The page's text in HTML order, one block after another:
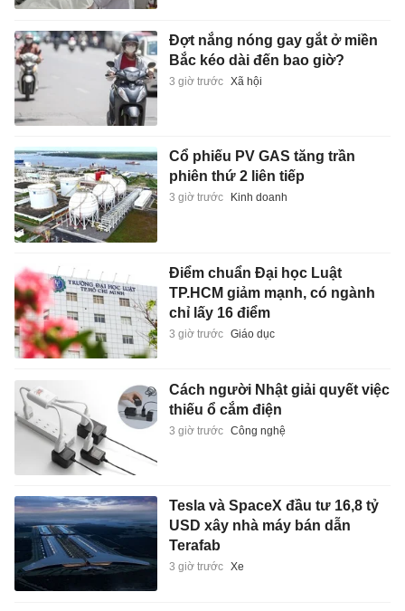
Đợt nắng nóng gay gắt ở miền
Bắc kéo dài đến bao giờ?
3 giờ trước Xã hội
Cổ phiếu PV GAS tăng trần
phiên thứ 2 liên tiếp
3 giờ trước Kinh doanh
Điểm chuẩn Đại học Luật
TP.HCM giảm mạnh, có ngành
chỉ lấy 16 điểm
3 giờ trước Giáo dục
Cách người Nhật giải quyết việc
thiếu ổ cắm điện
3 giờ trước Công nghệ
Tesla và SpaceX đầu tư 16,8 tỷ
USD xây nhà máy bán dẫn
Terafab
3 giờ trước Xe